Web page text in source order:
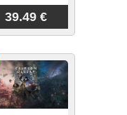
39.49 €